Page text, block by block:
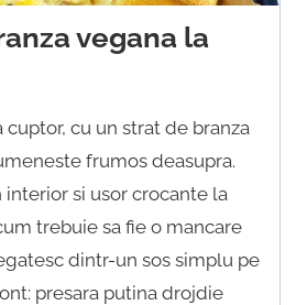
vegana la
cu un strat de branza
frumos deasupra.
si usor crocante la
trebuie sa fie o mancare
dintr-un sos simplu pe
presara putina drojdie